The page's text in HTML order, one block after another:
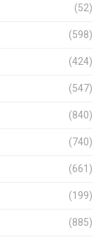
(52)
(598)
(424)
(547)
(840)
(740)
(661)
(199)
(885)